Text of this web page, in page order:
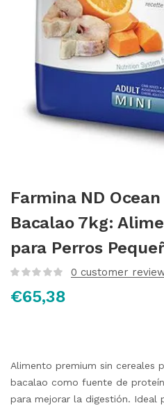
Farmina ND
Bacalao 7kg:
para Perros
0 customer
€65,38
Alimento premium sin cereales
bacalao como fuente de
para mejorar la digestión. Ideal